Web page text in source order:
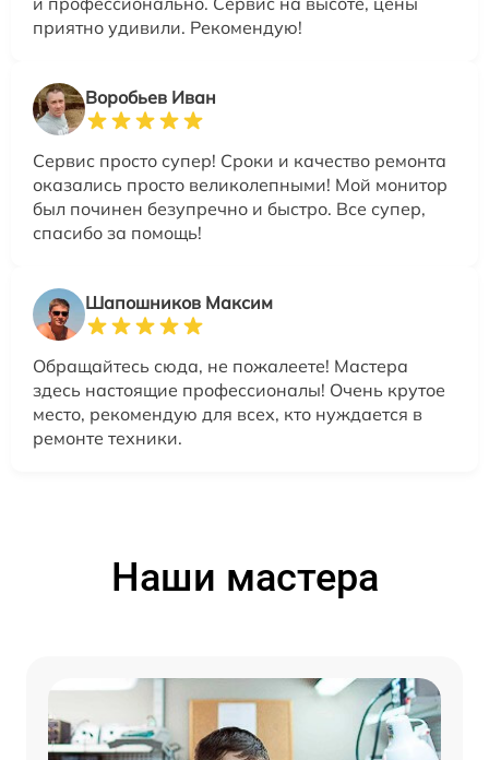
приятно удивили. Рекомендую!
Воробьев Иван
Сервис просто супер! Сроки и качество ремонта
оказались просто великолепными! Мой монитор
был починен безупречно и быстро. Все супер,
спасибо за помощь!
Шапошников Максим
Обращайтесь сюда, не пожалеете! Мастера
здесь настоящие профессионалы! Очень крутое
место, рекомендую для всех, кто нуждается в
ремонте техники.
Наши мастера